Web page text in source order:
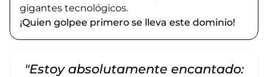
gigantes tecnológicos.
¡Quien golpee primero se lleva este dominio!
"Estoy absolutamente encantado: